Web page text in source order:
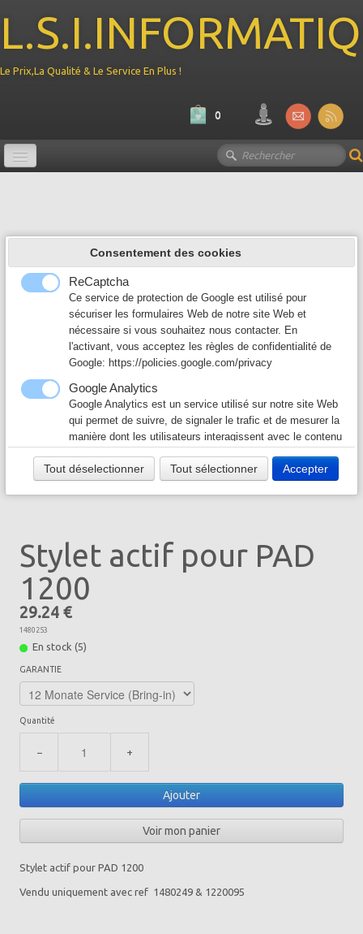
Le Prix,La Qualité & Le Service En Plus !
0
▼
Périphérique▼
Câble & Connecteur
Logiciel & Papier▼
Stylet actif pour PAD
1200
29.24 €
1480253
En stock (5)
GARANTIE
Quantité
− +
Ajouter
Voir mon panier
Stylet actif pour PAD 1200
Vendu uniquement avec ref 1480249 & 1220095
Consentement des cookies
ReCaptcha
Ce service de protection de Google est utilisé pour
sécuriser les formulaires Web de notre site Web et
nécessaire si vous souhaitez nous contacter. En
l'activant, vous acceptez les règles de confidentialité de
Google: https://policies.google.com/privacy
Google Analytics
Google Analytics est un service utilisé sur notre site Web
qui permet de suivre, de signaler le trafic et de mesurer la
manière dont les utilisateurs interagissent avec le contenu
meilleurs services.
Google Ad
règles de confidentialité de Google:
https://policies.google.com/technologies/ads?hl=fr
Tout déselectionner Tout sélectionner Accepter